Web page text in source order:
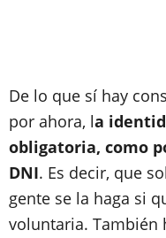
De lo que sí hay
por ahora, la
obligatoria, como
DNI. Es decir, que
gente se la haga si
voluntaria. También